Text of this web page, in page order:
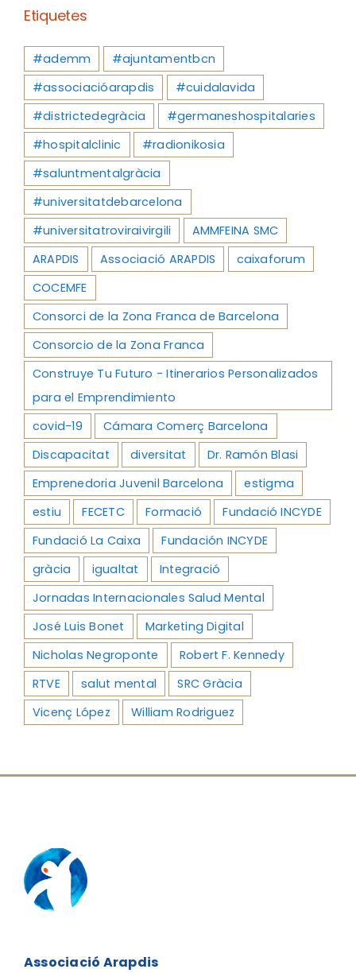
Etiquetes
#ademm
#ajuntamentbcn
#associacióarapdis
#cuidalavida
#districtedegràcia
#germaneshospitalaries
#hospitalclinic
#radionikosia
#saluntmentalgràcia
#universitatdebarcelona
#universitatroviraivirgili
AMMFEINA SMC
ARAPDIS
Associació ARAPDIS
caixaforum
COCEMFE
Consorci de la Zona Franca de Barcelona
Consorcio de la Zona Franca
Construye Tu Futuro - Itinerarios Personalizados
para el Emprendimiento
covid-19
Cámara Comerç Barcelona
Discapacitat
diversitat
Dr. Ramón Blasi
Emprenedoria Juvenil Barcelona
estigma
estiu
FECETC Formació
Fundació INCYDE
Fundació La Caixa
Fundación INCYDE
gràcia
igualtat
Integració
Jornadas Internacionales Salud Mental
José Luis Bonet
Marketing Digital
Nicholas Negroponte
Robert F. Kennedy
RTVE
salut mental
SRC Gràcia
Vicenç López
William Rodriguez
Associació Arapdis